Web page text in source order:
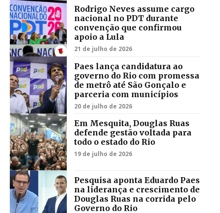
Rodrigo Neves assume cargo
nacional no PDT durante
convenção que confirmou
apoio a Lula
21 de julho de 2026
Paes lança candidatura ao
governo do Rio com promessa
de metrô até São Gonçalo e
parceria com municípios
20 de julho de 2026
Em Mesquita, Douglas Ruas
defende gestão voltada para
todo o estado do Rio
19 de julho de 2026
Pesquisa aponta Eduardo Paes
na liderança e crescimento de
Douglas Ruas na corrida pelo
Governo do Rio